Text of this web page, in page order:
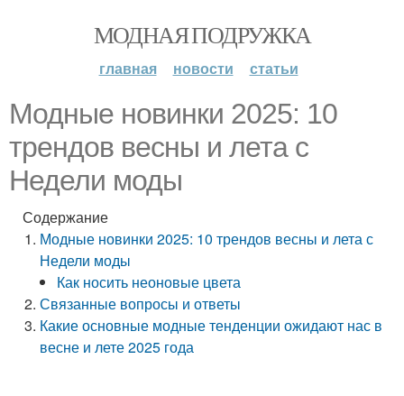
МОДНАЯ ПОДРУЖКА
главная новости статьи
Модные новинки 2025: 10
трендов весны и лета с
Недели моды
Содержание
Модные новинки 2025: 10 трендов весны и лета с
Недели моды
Как носить неоновые цвета
Связанные вопросы и ответы
Какие основные модные тенденции ожидают нас в
весне и лете 2025 года